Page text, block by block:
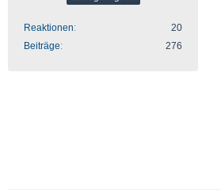
Reaktionen
20
Beiträge
276